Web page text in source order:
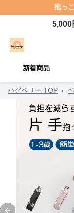
抱っ
5,000
新着商品
ハグベリー TOP ›